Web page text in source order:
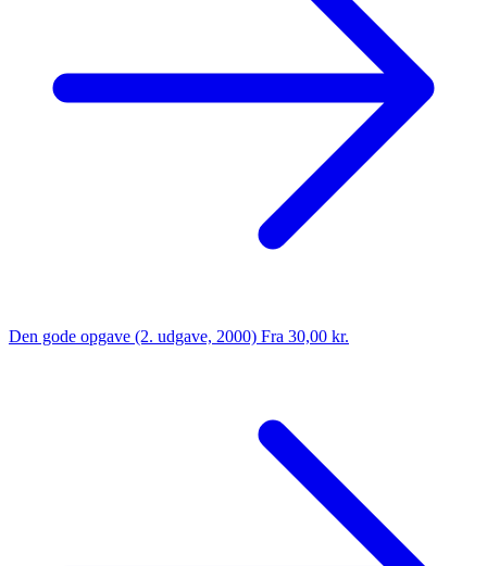
Den gode opgave (2. udgave, 2000) Fra 30,00 kr.